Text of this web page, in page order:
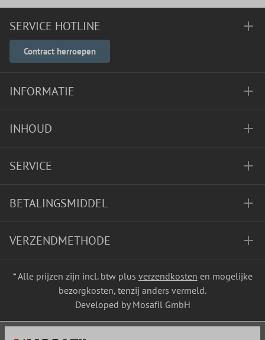
SERVICE HOTLINE
Contract herroepen
INFORMATIE
INHOUD
SERVICE
BETALINGSMIDDEL
VERZENDMETHODE
* Alle prijzen zijn incl. btw plus verzendkosten en mogelijke
bezorgkosten, tenzij anders vermeld.
Developed by Mosafil GmbH